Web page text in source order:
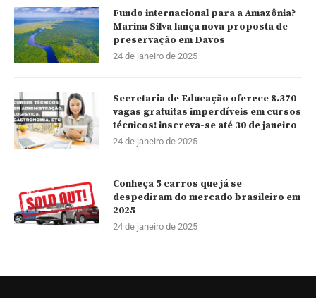
Fundo internacional para a Amazônia?
Marina Silva lança nova proposta de
preservação em Davos
24 de janeiro de 2025
Secretaria de Educação oferece 8.370
vagas gratuitas imperdíveis em cursos
técnicos! inscreva-se até 30 de janeiro
24 de janeiro de 2025
Conheça 5 carros que já se
despediram do mercado brasileiro em
2025
24 de janeiro de 2025